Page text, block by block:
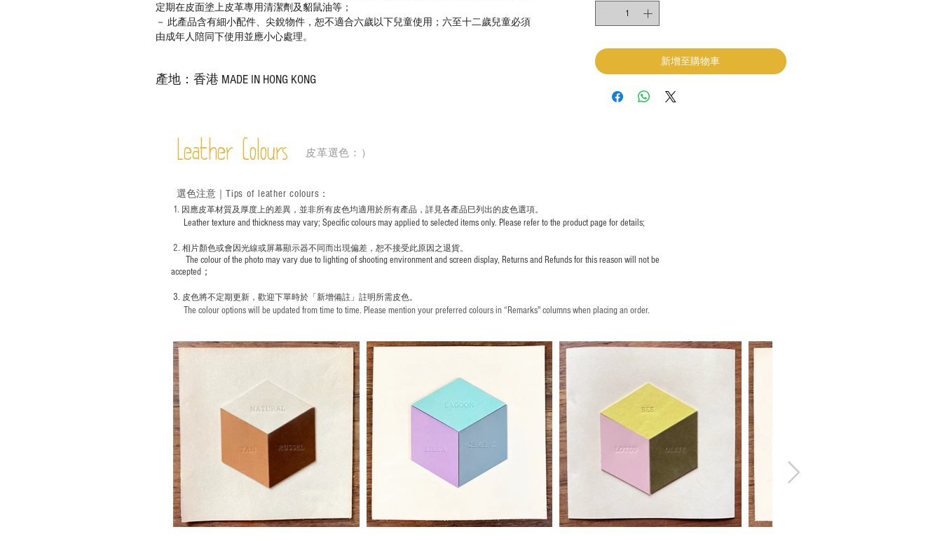
定期在皮面塗上皮革專用清潔劑及貂鼠油等；
－ 此產品含有細小配件、尖銳物件，恕不適合六歲以下兒童使用；六至十二歲兒童必須
由成年人陪同下使用並應小心處理。
產地：香港 MADE IN HONG KONG
新增至購物車
Leather Colours 皮革選色：）
1. ​ 因應皮革材質及厚度上的差異，並非所有皮色均適用於所有產品，詳見各產品巳列出的皮色選項。
Leather texture and thickness may vary; Specific colours may applied to selected items only. Please refer to the product page for details;
2. 相片顏色或會因光線或屏幕顯示器不同而出現偏差，恕不接受此原因之退貨。
The colour of the photo may vary due to lighting of shooting environment and screen display, Returns and Refunds for this reason will not be
accepted；
3. 皮色將不定期更新，歡迎下單時於「新增備註」註明 所需皮色。
The colour options will be updated from time to time. Please mention your preferred colours in “Remarks" columns when placing an order.
選色注意｜ Tips of leather colours ：